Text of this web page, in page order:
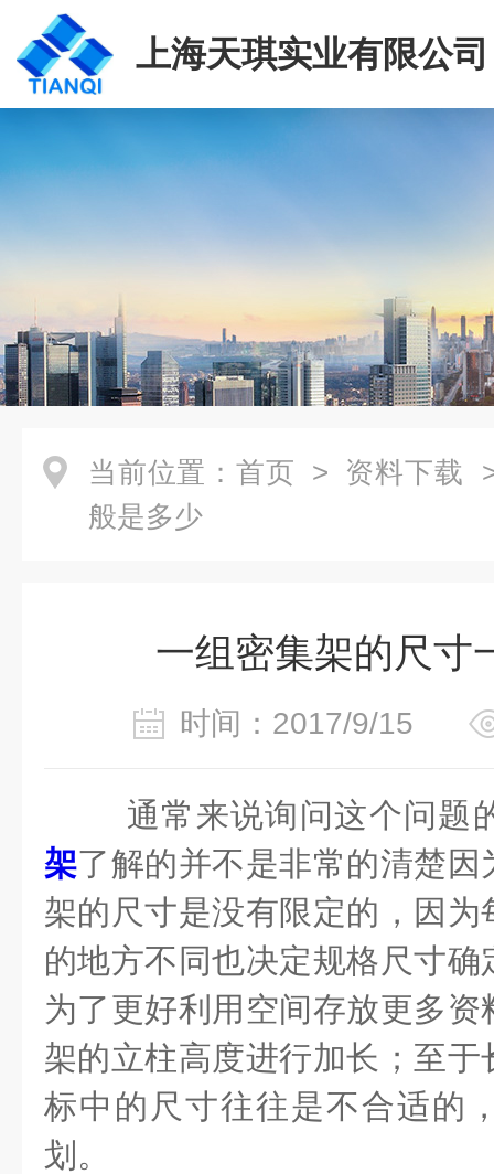
上海天琪实业有限公司
当前位置： 首页 > 资料下载
般是多少
一组密集架的尺寸
时间：2017/9/15
通常来说询问这个问题
架了解的并不是非常的清楚
架的尺寸是没有限定的，因
的地方不同也决定规格尺寸
为了更好利用空间存放更多
架的立柱高度进行加长；至
标中的尺寸往往是不合适的
划。